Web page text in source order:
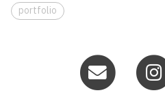
portfolio